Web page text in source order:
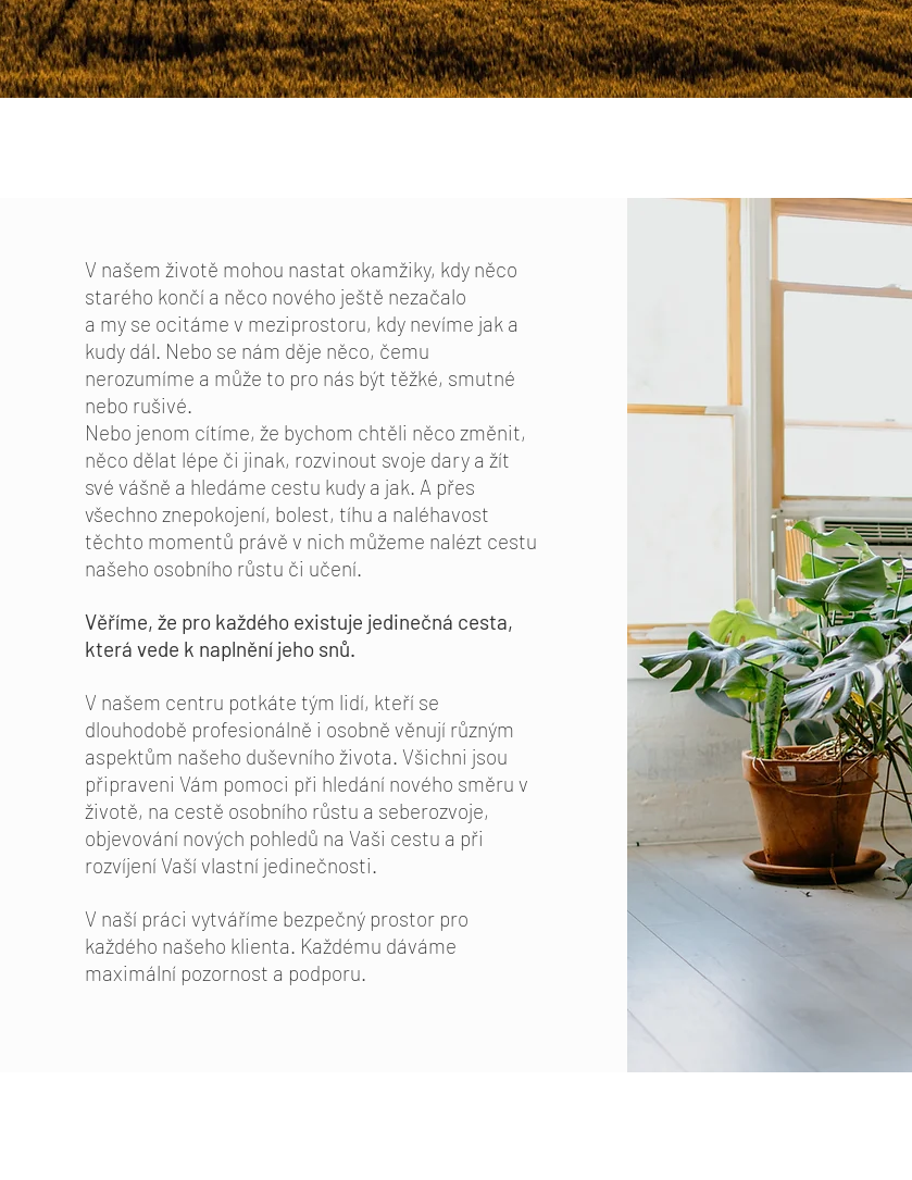
V našem životě mohou nastat okamžiky, kdy něco
starého končí a něco nového ještě nezačalo
a my se ocitáme v meziprostoru, kdy nevíme jak a
kudy dál. Nebo se nám děje něco, čemu
nerozumíme a může to pro nás být těžké, smutné
nebo rušivé.
Nebo jenom cítíme,že bychom chtěli něco změnit,
něco dělat lépe či jinak, rozvinout svoje dary a žít
své vášně a hledáme cestu kudy a jak. A přes
všechno znepokojení, bolest, tíhu a naléhavost
těchto momentů právě v nich můžeme nalézt cestu
našeho osobního růstu či učení.
Věříme, že pro každého existuje jedinečná cesta,
která vede k naplnění jeho snů.
V našem centru potkáte tým lidí, kteří se
dlouhodobě profesionálně i osobně věnují různým
aspektům našeho duševního života. Všichni jsou
připraveni Vám pomoci při hledání nového směru v
životě, na cestě osobního růstu a seberozvoje,
objevování nových pohledů na Vaši cestu a při
rozvíjení Vaší vlastní jedinečnosti.
V naší práci vytváříme bezpečný prostor pro
každého našeho klienta. Každému dáváme
maximální pozornost a podporu.